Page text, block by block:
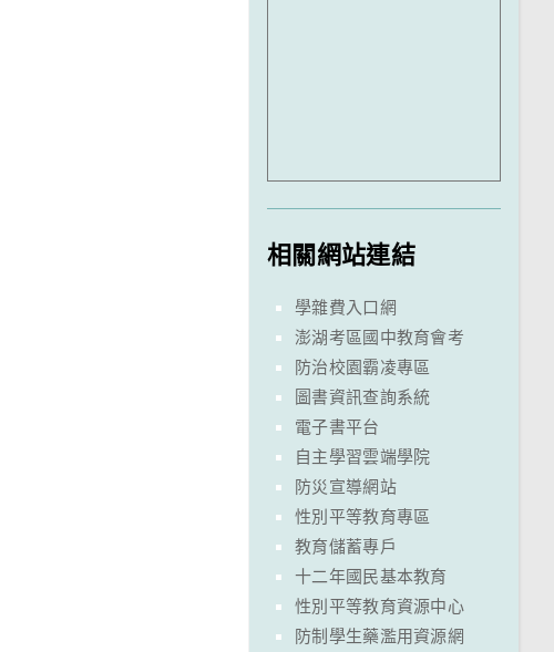
相關網站連結
學雜費入口網
澎湖考區國中教育會考
防治校園霸凌專區
圖書資訊查詢系統
電子書平台
自主學習雲端學院
防災宣導網站
性別平等教育專區
教育儲蓄專戶
十二年國民基本教育
性別平等教育資源中心
防制學生藥濫用資源網